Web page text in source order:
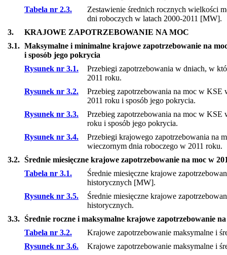
Tabela nr 2.3.
Zestawienie średnich rocznych wielkości
dni roboczych w latach 2000-2011 [MW].
3.
KRAJOWE ZAPOTRZEBOWANIE NA MOC
3.1. Maksymalne i minimalne krajowe zapotrzebowanie na
i sposób jego pokrycia
Rysunek nr 3.1.
Przebiegi zapotrzebowania w dniach, w
2011 roku.
Rysunek nr 3.2.
Przebieg zapotrzebowania na moc w
2011 roku i sposób jego pokrycia.
Rysunek nr 3.3.
Przebieg zapotrzebowania na moc w
roku i sposób jego pokrycia.
Rysunek nr 3.4.
Przebiegi krajowego zapotrzebowania na
wieczornym dnia roboczego w 2011 roku.
3.2. Średnie miesięczne krajowe zapotrzebowanie na moc w
Tabela nr 3.1.
Średnie miesięczne krajowe
historycznych [MW].
Rysunek nr 3.5.
Średnie miesięczne krajowe
historycznych.
3.3. Średnie roczne i maksymalne krajowe zapotrzebowanie
Tabela nr 3.2.
Krajowe zapotrzebowanie maksymalne i
Rysunek nr 3.6.
Krajowe zapotrzebowanie maksymalne i